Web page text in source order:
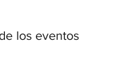
los eventos